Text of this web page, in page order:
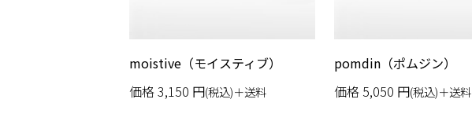
moistive（モイスティブ）
価格3,150 円(税込)＋送料
pomdin（ポムジン）
価格 5,050 円(税込)＋送料